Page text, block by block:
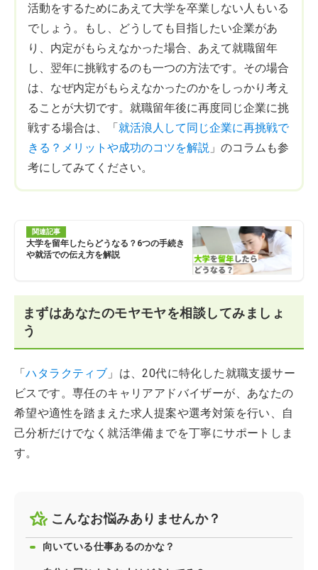
活動をするためにあえて大学を卒業しない人もいる
でしょう。もし、どうしても目指したい企業があ
り、内定がもらえなかった場合、あえて就職留年
し、翌年に挑戦するのも一つの方法です。その場合
は、なぜ内定がもらえなかったのかをしっかり考え
ることが大切です。就職留年後に再度同じ企業に挑
戦する場合は、「就活浪人して同じ企業に再挑戦で
きる？メリットや成功のコツを解説 」のコラムも参
考にしてみてください。
関連記事
大学を留年したらどうなる？6つの手続き
や就活での伝え方を解説
まずはあなたのモヤモヤを相談してみましょ
う
「ハタラクティブ 」は、20代に特化した就職支援サー
ビスです。専任のキャリアアドバイザーが、あなたの
希望や適性を踏まえた求人提案や選考対策を行い、自
己分析だけでなく就活準備までを丁寧にサポートしま
す。
こんなお悩みありませんか？
向いている仕事あるのかな？